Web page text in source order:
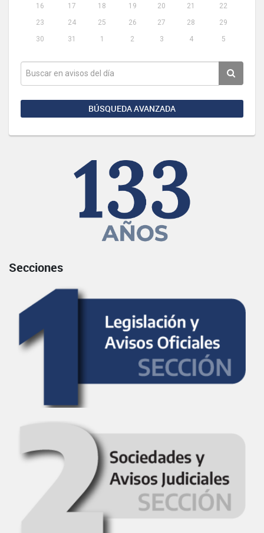
16
17 18 19 20 21
22
23
24 25 26 27 28
29
30
31 1 2 3 4 5
BÚSQUEDA AVANZADA
Secciones